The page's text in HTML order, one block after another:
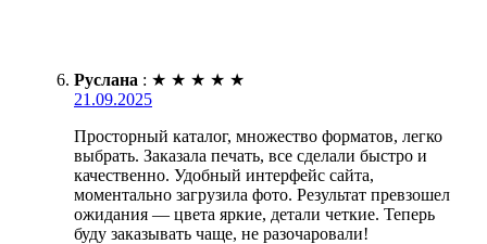
Руслана : ★ ★ ★ ★ ★
21.09.2025
Просторный каталог, множество форматов, легко
выбрать. Заказала печать, все сделали быстро и
качественно. Удобный интерфейс сайта,
моментально загрузила фото. Результат превзошел
ожидания — цвета яркие, детали четкие. Теперь
буду заказывать чаще, не разочаровали!